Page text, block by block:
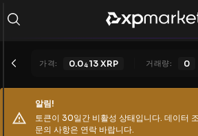
가격: 0.04 13XRP 거래량: 0
알림!
토큰이 30일간 비활성 상태입니다. 데이터
문의 사항은 연락 바랍니다.